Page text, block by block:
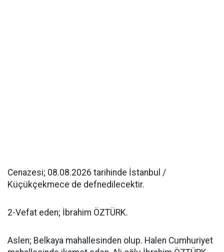
Cenazesi; 08.08.2026 tarihinde İstanbul /
Küçükçekmece de defnedilecektir.
2-Vefat eden; İbrahim ÖZTÜRK.
Aslen; Belkaya mahallesinden olup. Halen Cumhuriyet